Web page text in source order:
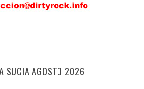
SUCIA AGOSTO 2026